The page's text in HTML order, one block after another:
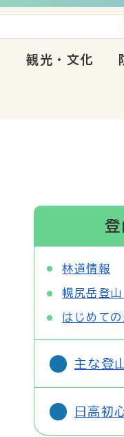
観光・文化
登
林道情報
はじめて
主な登
日高初